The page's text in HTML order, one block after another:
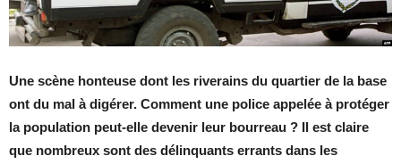
Une scène honteuse dont les riverains du quartier de la base
ont du mal à digérer. Comment une police appelée à protéger
la population peut-elle devenir leur bourreau ? Il est claire
que nombreux sont des délinquants errants dans les